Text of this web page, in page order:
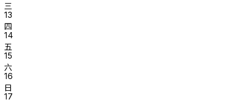
三
13
四
14
五
15
六
16
日
17